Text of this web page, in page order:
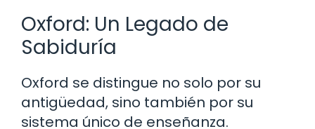
Oxford: Un Legado de
Sabiduría
Oxford se distingue no solo por su
antigüedad, sino también por su
sistema único de enseñanza.